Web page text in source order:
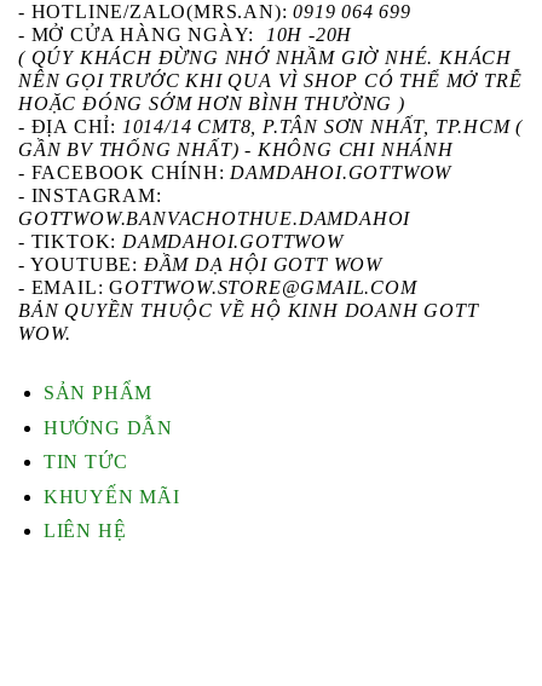
- HOTLINE/ZALO(MRS.AN): 0919 064 699
- MỞ CỬA HÀNG NGÀY:
10H -20H
( QÚY KHÁCH ĐỪNG NHỚ NHẦM GIỜ NHÉ. KHÁCH
NÊN GỌI TRƯỚC KHI QUA VÌ SHOP CÓ THỂ MỞ TRỄ
HOẶC ĐÓNG SỚM HƠN BÌNH THƯỜNG )
- ĐỊA CHỈ: 1014/14 CMT8, P.TÂN SƠN NHẤT, TP.HCM (
GẦN BV THỐNG NHẤT) - KHÔNG CHI NHÁNH
- FACEBOOK CHÍNH: DAMDAHOI.GOTTWOW
- INSTAGRAM:
GOTTWOW.BANVACHOTHUE.DAMDAHOI
- TIKTOK: DAMDAHOI.GOTTWOW
- YOUTUBE: ĐẦM DẠ HỘI GOTT WOW
- EMAIL: GOTTWOW.STORE@GMAIL.COM
BẢN QUYỀN THUỘC VỀ HỘ KINH DOANH GOTT
WOW.
SẢN PHẨM
HƯỚNG DẪN
TIN TỨC
KHUYẾN MÃI
LIÊN HỆ